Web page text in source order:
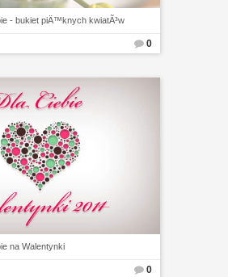
- bukiet piÄ™knych kwiatÃ³w
0
na Walentynki
0